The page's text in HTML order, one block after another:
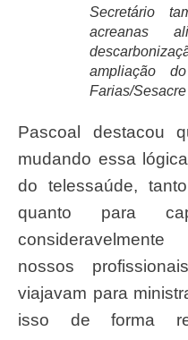
Secretário
acreanas
ampliação
Farias/Sesacre
Pascoal destacou que a telemedicina vem
mudando essa
do telessaúde,
quanto para
nossos
viajavam para
isso de forma